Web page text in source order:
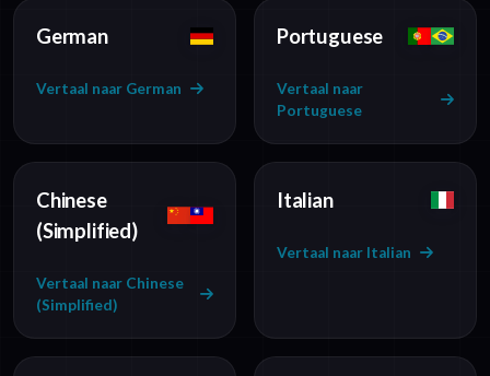
German
Vertaal naar German
Portuguese
Vertaal naar
Portuguese
Chinese
(Simplified)
Vertaal naar Chinese
(Simplified)
Italian
Vertaal naar Italian